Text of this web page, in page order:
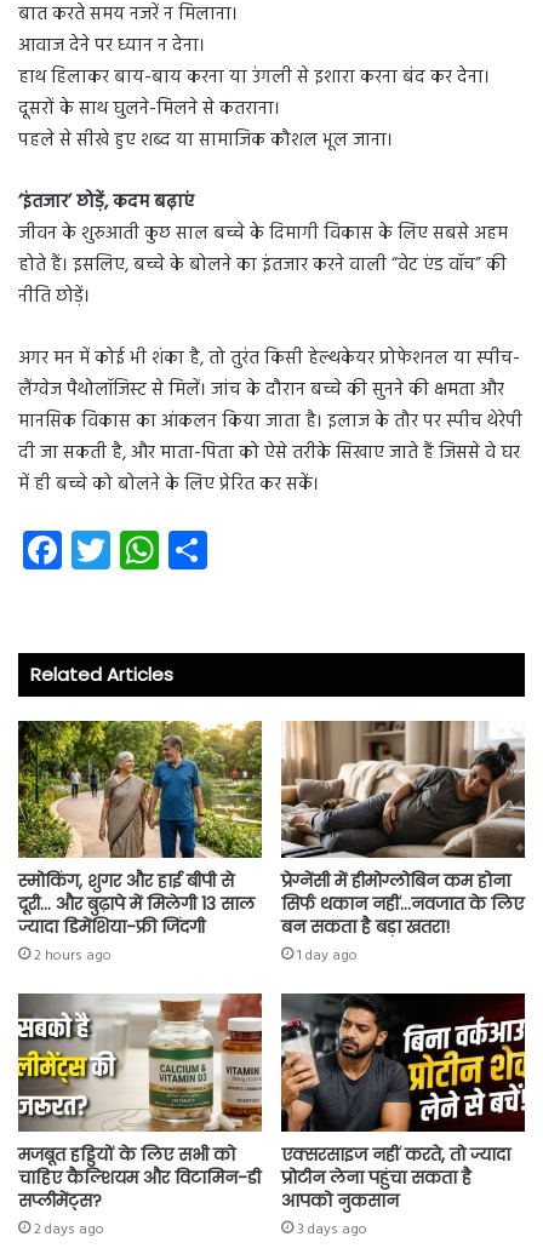
बात करते समय नजरें न मिलाना।
आवाज देने पर ध्यान न देना।
हाथ हिलाकर बाय-बाय करना या उंगली से इशारा करना बंद कर देना।
दूसरों के साथ घुलने-मिलने से कतराना।
पहले से सीखे हुए शब्द या सामाजिक कौशल भूल जाना।
‘इंतजार’ छोड़ें, कदम बढ़ाएं
जीवन के शुरुआती कुछ साल बच्चे के दिमागी विकास के लिए सबसे अहम
होते हैं। इसलिए, बच्चे के बोलने का इंतजार करने वाली “वेट एंड वॉच” की
नीति छोड़ें।
अगर मन में कोई भी शंका है, तो तुरंत किसी हेल्थकेयर प्रोफेशनल या स्पीच-
लैंग्वेज पैथोलॉजिस्ट से मिलें। जांच के दौरान बच्चे की सुनने की क्षमता और
मानसिक विकास का आंकलन किया जाता है। इलाज के तौर पर स्पीच थेरेपी
दी जा सकती है, और माता-पिता को ऐसे तरीके सिखाए जाते हैं जिससे वे घर
में ही बच्चे को बोलने के लिए प्रेरित कर सकें।
Fa
ce
o
ok
T
wi
er
W
ha
A
p
p
Related Articles
स्मोकिंग, शुगर और हाई बीपी से
दूरी… और बुढ़ापे में मिलेगी 13 साल
ज्यादा डिमेंशिया-फ्री जिंदगी
2 hours ago
प्रेग्नेंसी में हीमोग्लोबिन कम होना
सिर्फ थकान नहीं…नवजात के लिए
बन सकता है बड़ा खतरा!
1 day ago
मजबूत हड्डियों के लिए सभी को
चाहिए कैल्शियम और विटामिन-डी
सप्लीमेंट्स?
2 days ago
एक्सरसाइज नहीं करते, तो ज्यादा
प्रोटीन लेना पहुंचा सकता है
आपको नुकसान
3 days ago